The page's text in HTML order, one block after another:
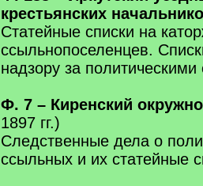
крестьянских
Статейные списки на
ссыльнопоселенцев.
надзору за
Ф. 7 – Киренский
1897 гг.)
Следственные дела о
ссыльных и их статейные